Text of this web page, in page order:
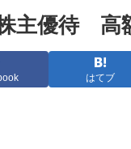
主優待 高
はてブ